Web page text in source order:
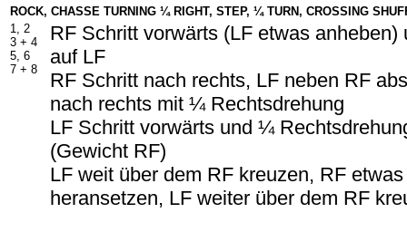
ROCK, CHASSE TURNING ¼ RIGHT, STEP, ¼ TURN, CROSSING
1, 2
3 + 4
5, 6
7 + 8
RF Schritt vorwärts (LF etwas anheben)
auf LF
RF Schritt nach rechts, LF neben RF
nach rechts mit ¼ Rechtsdrehung
LF Schritt vorwärts und ¼
(Gewicht RF)
LF weit über dem RF kreuzen, RF
heransetzen, LF weiter über dem RF